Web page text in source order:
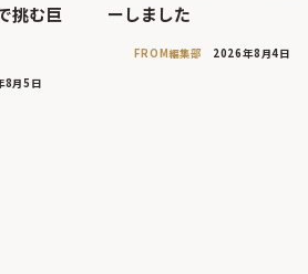
挑む巨
8月5日
ーしました
FROM編集部 2026年8月4日